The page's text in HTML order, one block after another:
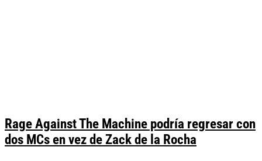
Rage Against The Machine podría regresar con
dos MCs en vez de Zack de la Rocha